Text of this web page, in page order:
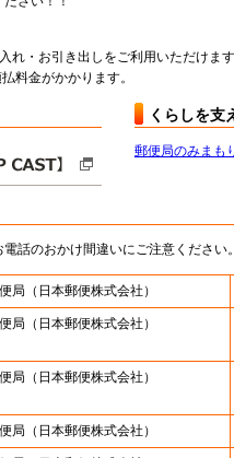
れ・お引き出しをご利用いただけます
料金がかかります。
くらしを支
郵便局のみまも
話のおかけ間違いにご注意ください。
局 （日本郵便株式会社）
局 （日本郵便株式会社）
局 （日本郵便株式会社）
局 （日本郵便株式会社）